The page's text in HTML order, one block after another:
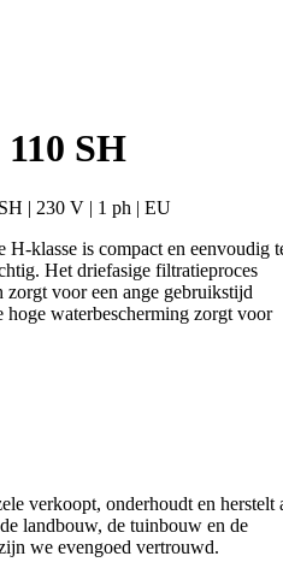
SH
| 230 V | 1 ph | EU
klasse is compact en eenvoudig
Het driefasige filtratieproces
voor een ange gebruikstijd
waterbescherming zorgt voor
verkoopt, onderhoudt en herstelt
landbouw, de tuinbouw en de
we evengoed vertrouwd.